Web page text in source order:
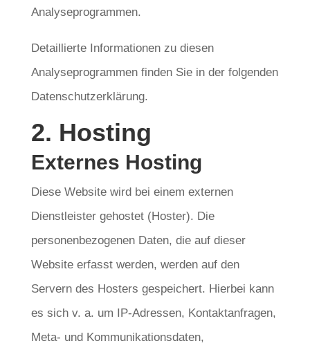
Analyseprogrammen.
Detaillierte Informationen zu diesen
Analyseprogrammen finden Sie in der folgenden
Datenschutzerklärung.
2. Hosting
Externes Hosting
Diese Website wird bei einem externen
Dienstleister gehostet (Hoster). Die
personenbezogenen Daten, die auf dieser
Website erfasst werden, werden auf den
Servern des Hosters gespeichert. Hierbei kann
es sich v. a. um IP-Adressen, Kontaktanfragen,
Meta- und Kommunikationsdaten,